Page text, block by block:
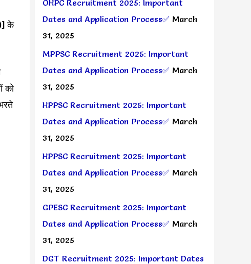
के
को
OHPC Recruitment 2025: Important
Dates and Application Process✅ March
31, 2025
MPPSC Recruitment 2025: Important
Dates and Application Process✅ March
31, 2025
HPPSC Recruitment 2025: Important
Dates and Application Process✅ March
31, 2025
HPPSC Recruitment 2025: Important
Dates and Application Process✅ March
31, 2025
GPESC Recruitment 2025: Important
Dates and Application Process✅ March
31, 2025
DGT Recruitment 2025: Important Dates